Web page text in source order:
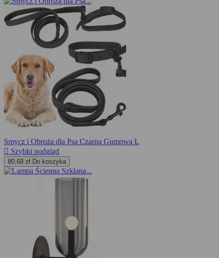
Smycz i Obroża dla Psa Czarna Gumowa L
 Szybki podgląd
80,68 zł Do koszyka